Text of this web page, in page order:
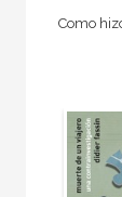
Como